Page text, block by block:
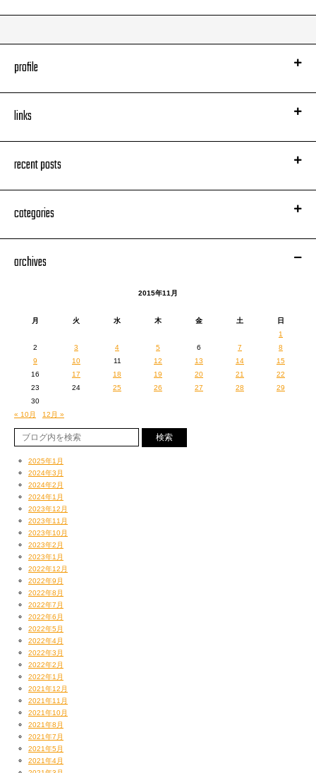
今週末の富山公演は小箱セットリストとなっております。是非！
2015」
17:00 Open / 18:00 Start
お問い合わせ：CITTA’WORKS 044-276-8841
ローソンチケット：0570-084-003（Lコード：52025）
@rhymes_communeを、
ハッシュタグは#kingofstage12
る収録」を行いました。
そうです。
副音声です。
おびただしい量のビール、ビール、ビール、ワイン…
あくまで “プロとして”、”やむなく”飲んでいます。（ということにしておき
ましょう。遠い目。）
profile
links
recent posts
categories
archives
2015年11月
月 火 水 木 金 土
日
1
2
3 4 5 6 7
8
9
10 11 12 13 14
15
16
17 18 19 20 21
22
23
24 25 26 27 28
29
30
« 10月
12月 »
2025年1月
2024年3月
2024年2月
2024年1月
2023年12月
2023年11月
2023年10月
2023年2月
2023年1月
2022年12月
2022年9月
2022年8月
2022年7月
2022年6月
2022年5月
2022年4月
2022年3月
2022年2月
2022年1月
2021年12月
2021年11月
2021年10月
2021年8月
2021年7月
2021年5月
2021年4月